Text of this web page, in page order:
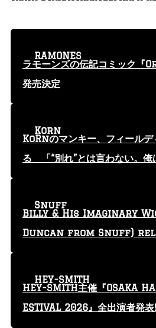
ラモーンズの伝記コミック『
発売決定
RAMONES
KoRnのマンキー、フィールデ
る 「“別れ”とは言わない。俺
Korn
Billy & His Imaginary
Duncan from Snuff)
Snuff
HEY-SMITH主催『OSAKA
ESTIVAL 2026』全出演者発表!
HEY-SMITH